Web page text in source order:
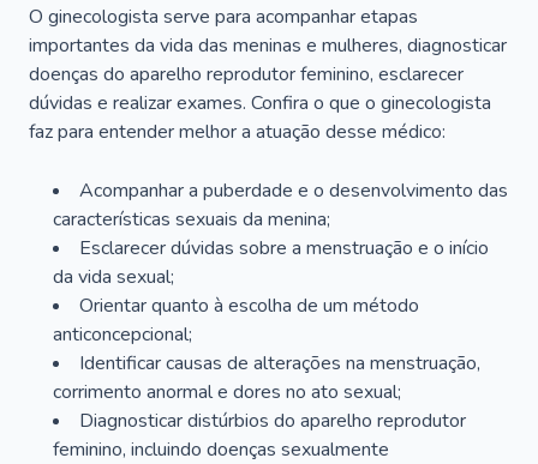
O ginecologista serve para acompanhar etapas
importantes da vida das meninas e mulheres, diagnosticar
doenças do aparelho reprodutor feminino, esclarecer
dúvidas e realizar exames. Confira o que o ginecologista
faz para entender melhor a atuação desse médico:
Acompanhar a puberdade e o desenvolvimento das
características sexuais da menina;
Esclarecer dúvidas sobre a menstruação e o início
da vida sexual;
Orientar quanto à escolha de um método
anticoncepcional;
Identificar causas de alterações na menstruação,
corrimento anormal e dores no ato sexual;
Diagnosticar distúrbios do aparelho reprodutor
feminino, incluindo doenças sexualmente